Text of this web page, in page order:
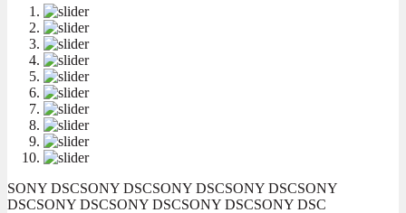
SONY DSCSONY DSCSONY DSCSONY DSCSONY
DSCSONY DSCSONY DSCSONY DSCSONY DSC